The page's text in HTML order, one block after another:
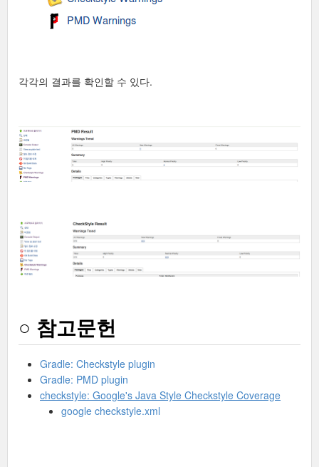
각각의 결과를 확인할 수 있다.
○ 참고문헌
Gradle: Checkstyle plugin
Gradle: PMD plugin
checkstyle: Google's Java Style Checkstyle Coverage
google checkstyle.xml